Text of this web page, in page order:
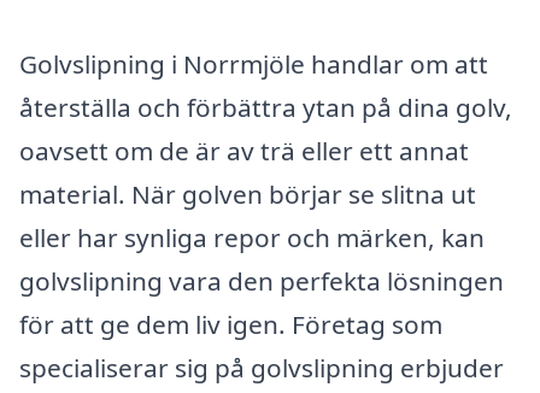
Golvslipning i Norrmjöle handlar om att
återställa och förbättra ytan på dina golv,
oavsett om de är av trä eller ett annat
material. När golven börjar se slitna ut
eller har synliga repor och märken, kan
golvslipning vara den perfekta lösningen
för att ge dem liv igen. Företag som
specialiserar sig på golvslipning erbjuder